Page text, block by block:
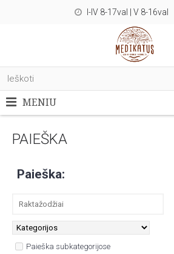
I-IV 8-17val | V 8-16val
MENIU
PAIEŠKA
Paieška:
Paieška subkategorijose